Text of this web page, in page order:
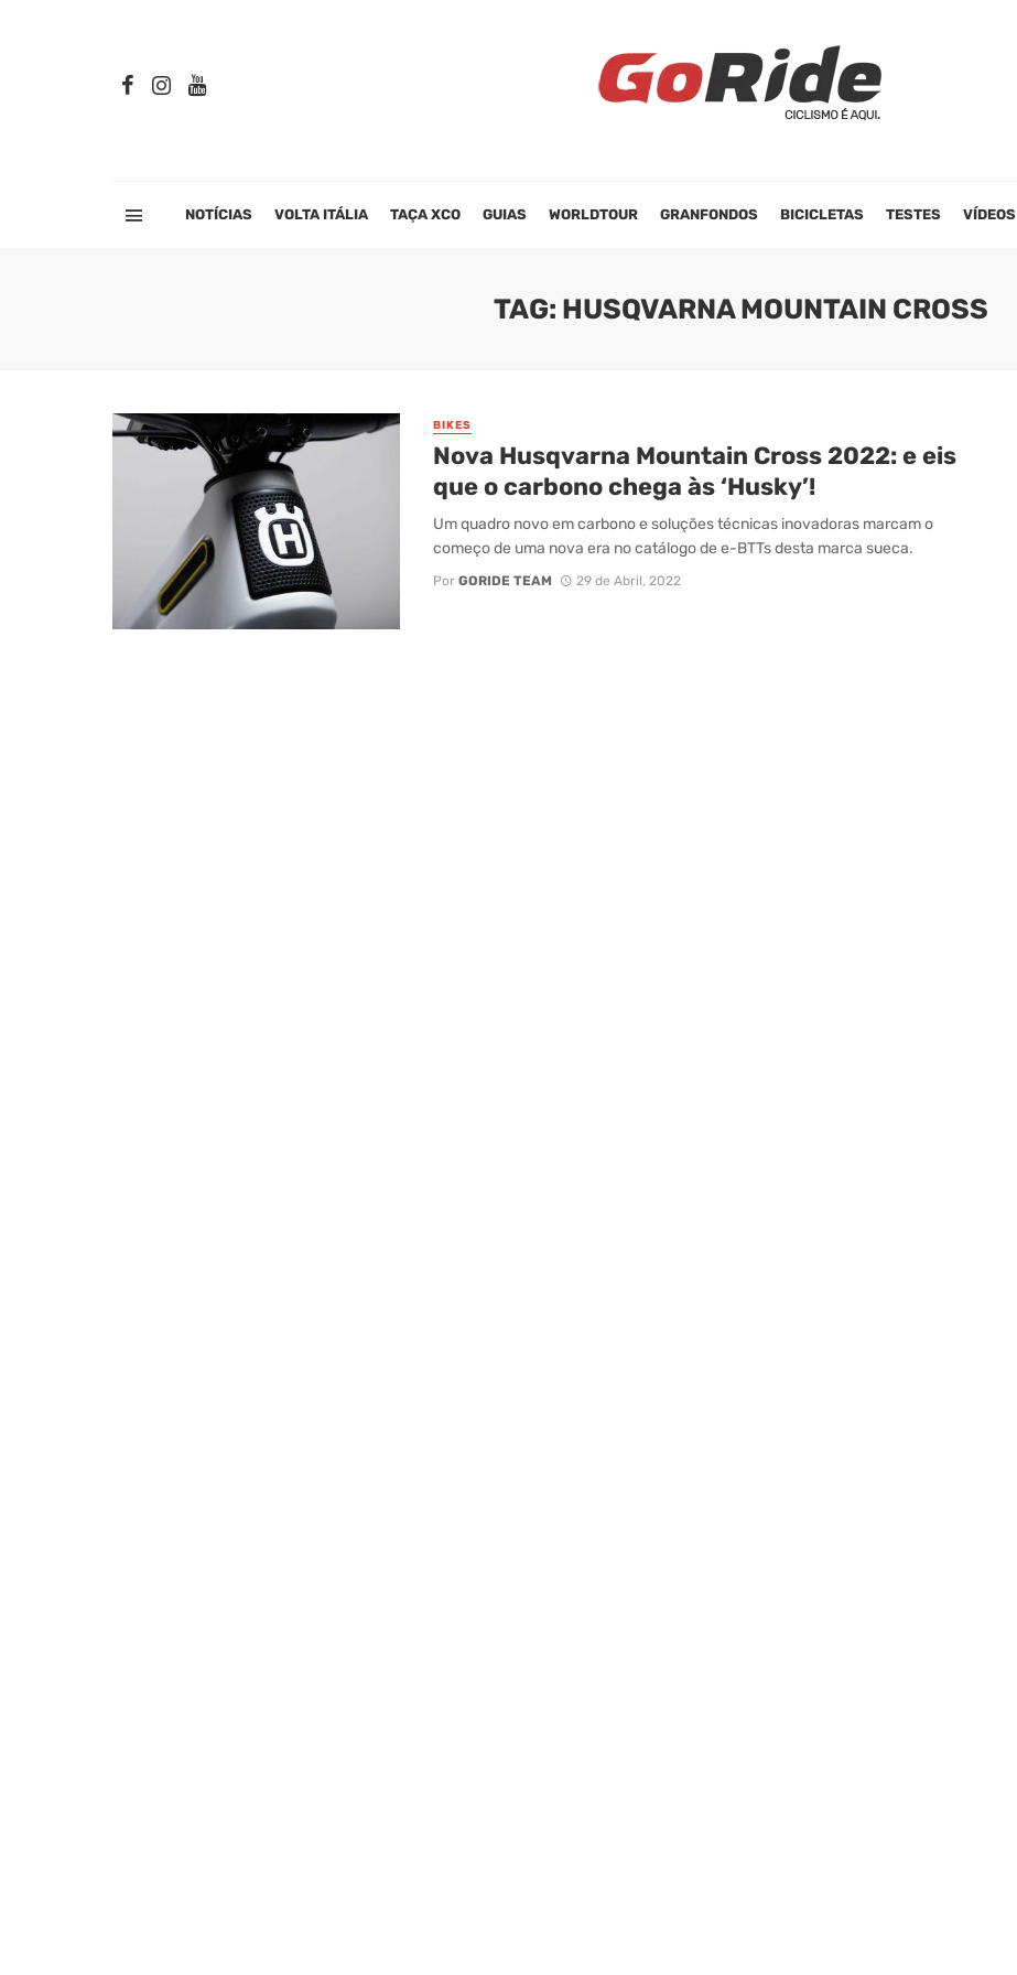
NOTÍCIAS VOLTA ITÁLIA TAÇA XCO GUIAS WORLDTOUR GRANFONDOS BICICLETAS TESTES VÍDEOS
TAG: HUSQVARNA MOUNTAIN CROSS
BIKES
Nova Husqvarna Mountain Cross 2022: e eis
que o carbono chega às ‘Husky’!
Um quadro novo em carbono e soluções técnicas inovadoras marcam o
começo de uma nova era no catálogo de e-BTTs desta marca sueca.
Por GORIDE TEAM 29 de Abril, 2022